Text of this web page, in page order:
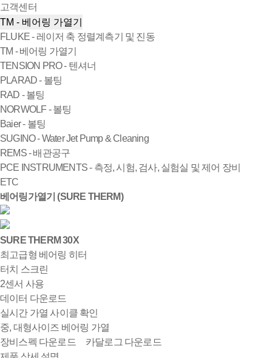
고객센터
TM - 베어링 가열기
FLUKE - 레이저 축 정렬계측기 및 진동
TM - 베어링 가열기
TENSION PRO - 텐셔너
PLARAD - 볼팅
RAD - 볼팅
NORWOLF - 볼팅
Baier - 볼팅
SUGINO - Water Jet Pump & Cleaning
REMS - 배관공구
PCE INSTRUMENTS - 측정, 시험, 검사, 실험실 및 제어 장비
ETC
베어링가열기 (SURE THERM)
SURE THERM 30X
최고급형 베어링 히터
터치 스크린
2센서 사용
데이터 다운로드
실시간 가열 사이클 확인
중, 대형사이즈 베어링 가열
장비스펙 다운로드
카달로그 다운로드